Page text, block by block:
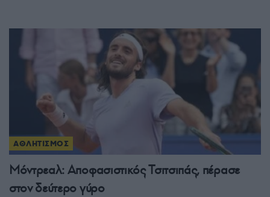
ΑΘΛΗΤΙΣΜΟΣ
Μόντρεαλ: Αποφασιστικός Τσιτσιπάς, πέρασε
στον δεύτερο γύρο